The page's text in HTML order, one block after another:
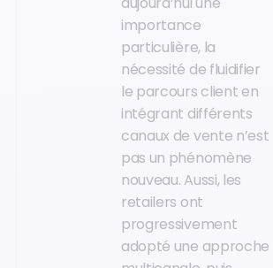
importance
particulière, la
nécessité de fluidifier
le parcours client en
intégrant différents
canaux de vente n’est
pas un phénomène
nouveau. Aussi, les
retailers ont
progressivement
adopté une approche